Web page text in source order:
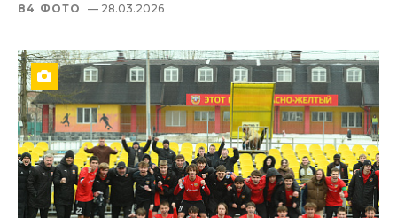
84 ФОТО — 28.03.2026